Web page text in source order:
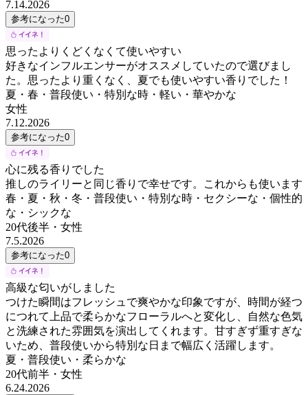
7.14.2026
参考になった0
思ったよりくどくなくて使いやすい
好きなインフルエンサーがオススメしていたので選びまし
た。思ったより重くなく、夏でも使いやすい香りでした！
夏・春・普段使い・特別な時・軽い・華やかな
女性
7.12.2026
参考になった0
心に残る香りでした
推しのライリーと同じ香りで幸せです。これからも使います
春・夏・秋・冬・普段使い・特別な時・セクシーな・個性的
な・シックな
20代後半 ・ 女性
7.5.2026
参考になった0
高級な匂いがしました
つけた瞬間はフレッシュで爽やかな印象ですが、時間が経つ
につれて上品で柔らかなフローラルへと変化し、自然な色気
と洗練された雰囲気を演出してくれます。甘すぎず重すぎな
いため、普段使いから特別な日まで幅広く活躍します。
夏・普段使い・柔らかな
20代前半 ・ 女性
6.24.2026